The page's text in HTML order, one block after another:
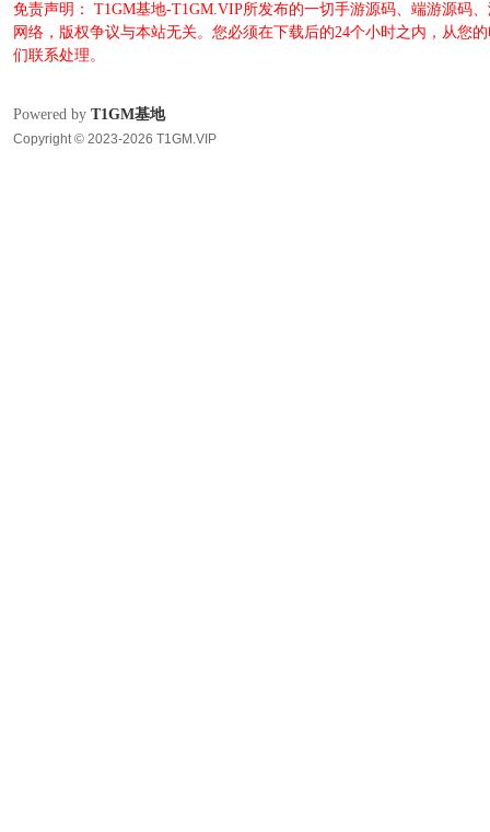
免责声明： T1GM基地-T1GM.VIP所发布的一切手游源码、端游源码
网络，版权争议与本站无关。您必须在下载后的24个小时之内，从您
们联系处理。
Powered by T1GM基地
Copyright © 2023-2026 T1GM.VIP